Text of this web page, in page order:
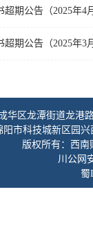
超期公告（2025年4
超期公告（2025年3
华区龙潭街道龙港
阳市科技城新区园
版权所有：西南
川公网
蜀